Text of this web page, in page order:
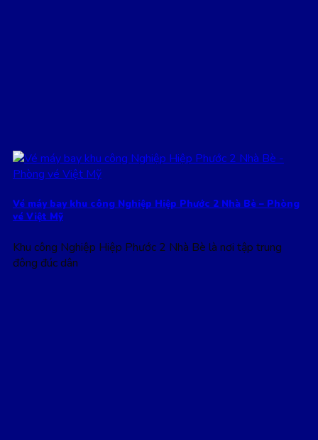
Vé máy bay khu công Nghiệp Hiệp Phước 2 Nhà Bè – Phòng
vé Việt Mỹ
Khu công Nghiệp Hiệp Phước 2 Nhà Bè là nơi tập trung
đông đúc dân